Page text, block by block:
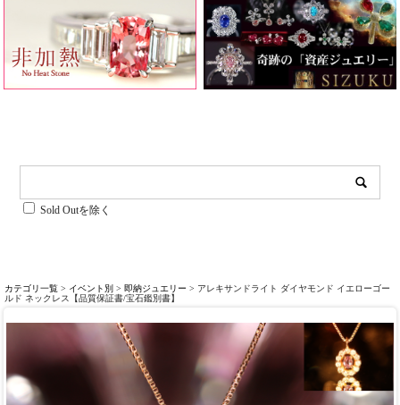
Sold Outを除く
カテゴリ一覧 > イベント別 > 即納ジュエリー > アレキサンドライト ダイヤモンド イエローゴー
ルド ネックレス【品質保証書/宝石鑑別書】